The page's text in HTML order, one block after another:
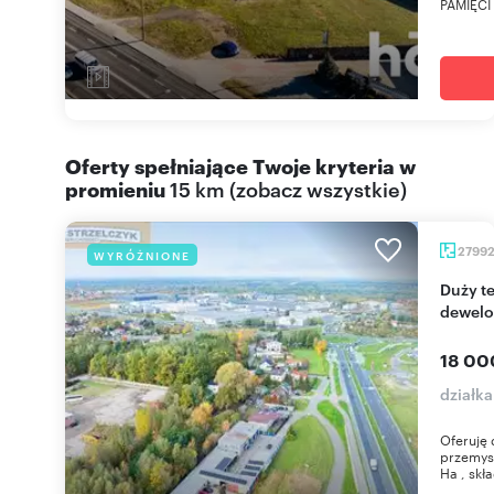
Oferty spełniające Twoje kryteria w
promieniu15 km (zobacz wszystkie)
WYRÓŻNIONE
Duży teren inwestycyjny 2,8 ha pod handel i
18
Oferuję
Ha ,